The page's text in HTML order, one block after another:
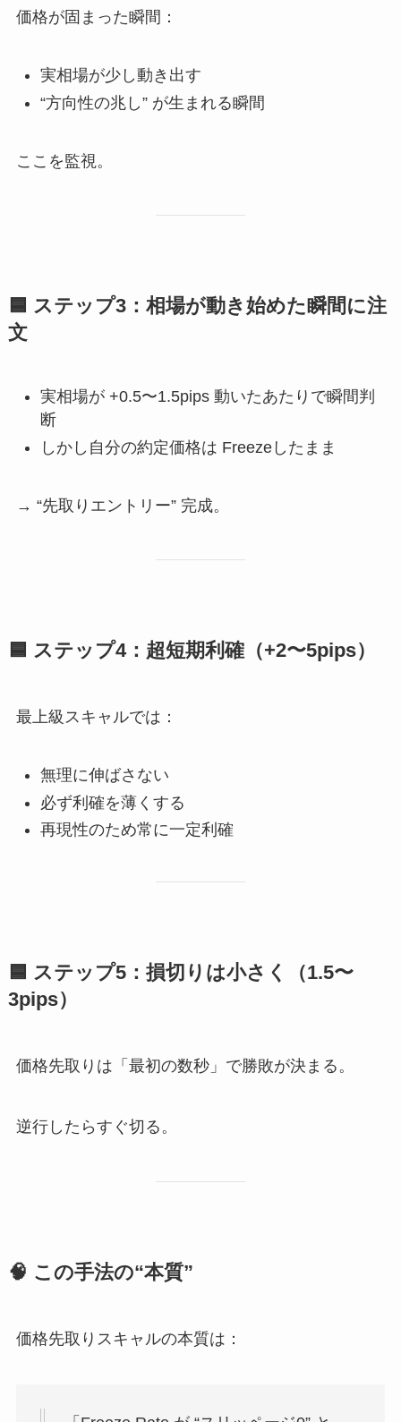
価格が固まった瞬間：
実相場が少し動き出す
“方向性の兆し” が生まれる瞬間
ここを監視。
🟦 ステップ3：相場が動き始めた瞬間に注
文
実相場が +0.5〜1.5pips 動いたあたりで瞬間判
断
しかし自分の約定価格は Freezeしたまま
→ “先取りエントリー” 完成。
🟦 ステップ4：超短期利確（+2〜5pips）
最上級スキャルでは：
無理に伸ばさない
必ず利確を薄くする
再現性のため常に一定利確
🟦 ステップ5：損切りは小さく（1.5〜
3pips）
価格先取りは「最初の数秒」で勝敗が決まる。
逆行したらすぐ切る。
🧠 この手法の“本質”
価格先取りスキャルの本質は：